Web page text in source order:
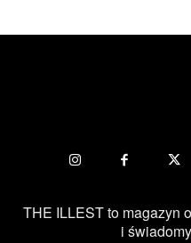
THE ILLEST to magazyn
i